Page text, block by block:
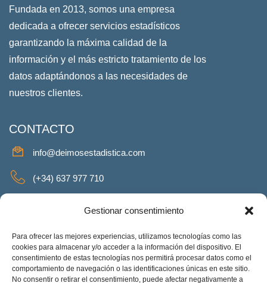
Gestionar consentimiento
Para ofrecer las mejores experiencias, utilizamos tecnologías como las
cookies para almacenar y/o acceder a la información del dispositivo. El
consentimiento de estas tecnologías nos permitirá procesar datos como el
comportamiento de navegación o las identificaciones únicas en este sitio.
No consentir o retirar el consentimiento, puede afectar negativamente a
Fundada en 2013, somos una empresa
dedicada a ofrecer servicios estadísticos
garantizando la máxima calidad de la
información y el más estricto tratamiento de los
datos adaptándonos a las necesidades de
nuestros clientes.
CONTACTO
info@deimosestadistica.com
(+34) 637 977 710
REDES SOCIALES